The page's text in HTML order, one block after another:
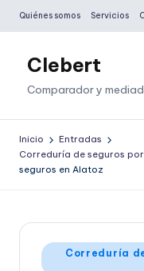
Saltar
contenido
Quiénes somos Servicios
Clebert
Comparador y
Inicio
Entradas
Correduría de seguros
seguros en Alatoz
Publicado
en
Correduría